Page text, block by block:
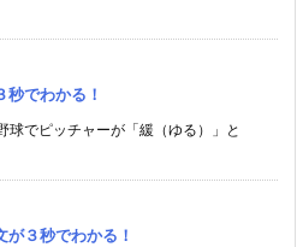
秒でわかる！
球でピッチャーが「緩（ゆる）」と
が３秒でわかる！